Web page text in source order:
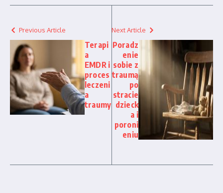
Previous Article
Terapi
a
EMDR i
proces
leczeni
a
traumy
Next Article
Poradz
enie
sobie z
traumą
po
stracie
dzieck
a i
poroni
eniu